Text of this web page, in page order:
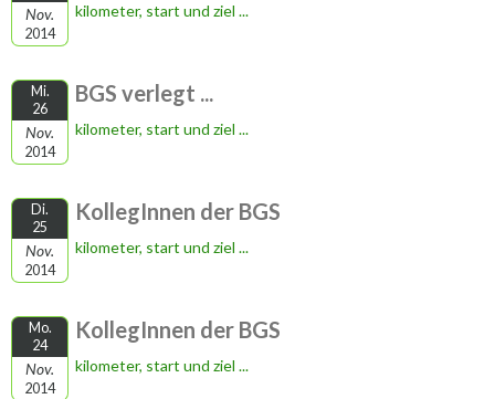
Nov.
2014
kilometer, start und ziel ...
Mi.
26
Nov.
2014
BGS verlegt ...
kilometer, start und ziel ...
Di.
25
Nov.
2014
KollegInnen der BGS
kilometer, start und ziel ...
Mo.
24
Nov.
2014
KollegInnen der BGS
kilometer, start und ziel ...